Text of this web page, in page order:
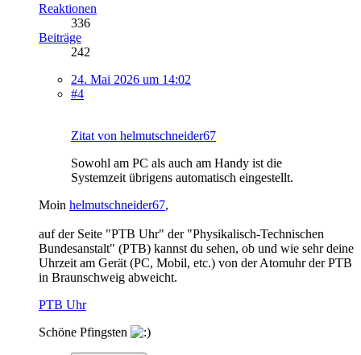
Reaktionen
336
Beiträge
242
24. Mai 2026 um 14:02
#4
Zitat von helmutschneider67
Sowohl am PC als auch am Handy ist die
Systemzeit übrigens automatisch eingestellt.
Moin helmutschneider67,
auf der Seite "PTB Uhr" der "Physikalisch-Technischen
Bundesanstalt" (PTB) kannst du sehen, ob und wie sehr deine
Uhrzeit am Gerät (PC, Mobil, etc.) von der Atomuhr der PTB
in Braunschweig abweicht.
PTB Uhr
Schöne Pfingsten